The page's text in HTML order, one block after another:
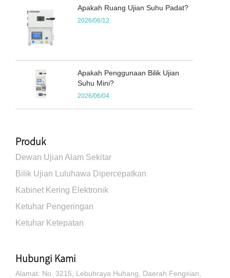
Apakah Ruang Ujian Suhu Padat?
2026/06/12
Apakah Penggunaan Bilik Ujian
Suhu Mini?
2026/06/04
Produk
Dewan Ujian Alam Sekitar
Bilik Ujian Luluhawa Dipercepatkan
Kabinet Kering Elektronik
Ketuhar Pengeringan
Ketuhar Ketepatan
Hubungi Kami
Alamat: No. 3215, Lebuhraya Huhang, Daerah Fengxian,